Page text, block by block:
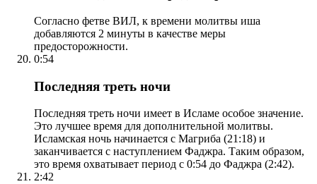
Согласно фетве ВИЛ, к времени молитвы иша
добавляются 2 минуты в качестве меры
предосторожности.
0:54
Последняя треть ночи
Последняя треть ночи имеет в Исламе особое значение.
Это лучшее время для дополнительной молитвы.
Исламская ночь начинается с Магриба (21:18) и
заканчивается с наступлением Фаджра. Таким образом,
это время охватывает период с 0:54 до Фаджра (2:42).
2:42